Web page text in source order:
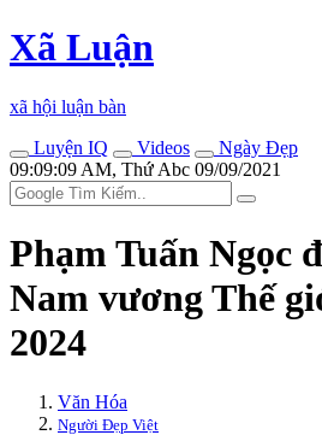
Xã Luận
xã hội luận bàn
Luyện IQ
Videos
Ngày Đẹp
09:09:09 AM, Thứ Abc 09/09/2021
Phạm Tuấn Ngọc
Nam vương Thế
2024
Văn Hóa
Người Đẹp Việt